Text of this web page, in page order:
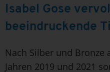
Isabel Gose
beeindruckende
Nach Silber und Bronze
Jahren 2019 und 2021